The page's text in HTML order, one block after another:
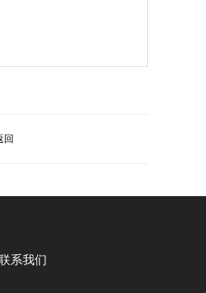
回
系我们